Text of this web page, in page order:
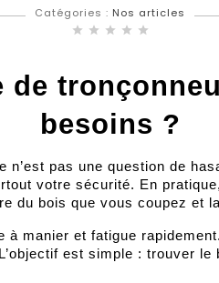
Catégories : Nos articles
star star star star star
de
besoins ?
pas une question de
votre sécurité. En
du bois que vous coupez et
manier et fatigue
est simple : trouver